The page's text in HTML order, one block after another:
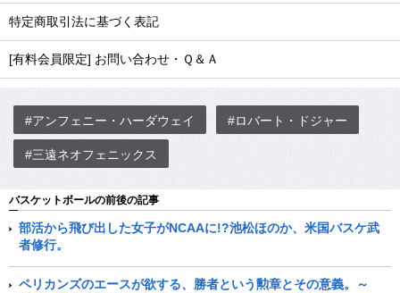
特定商取引法に基づく表記
[有料会員限定] お問い合わせ・Ｑ＆Ａ
#アンフェニー・ハーダウェイ #ロバート・ドジャー
#三遠ネオフェニックス
バスケットボールの前後の記事
部活から飛び出した女子がNCAAに!?池松ほのか、米国バスケ武
者修行。
ペリカンズのエースが欲する、勝者という勲章とその意義。～